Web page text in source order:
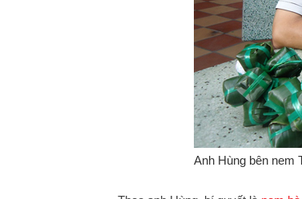
Anh Hùng bên nem